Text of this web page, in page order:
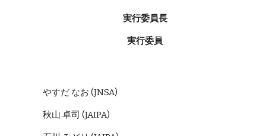
実行委員長
実行委員
やすだ なお (JNSA)
秋山 卓司 (JAIPA)